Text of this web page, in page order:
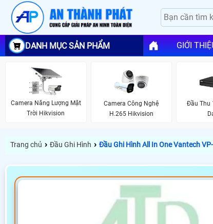
DANH MỤC SẢN PHẨM GIỚI
Camera Năng Lượng Mặt
Trời Hikvision
Camera Công Nghệ
H.265 Hikvision
Đầu Thu
Trang chủ › Đầu Ghi Hình › Đầu Ghi Hình All In One Vantech